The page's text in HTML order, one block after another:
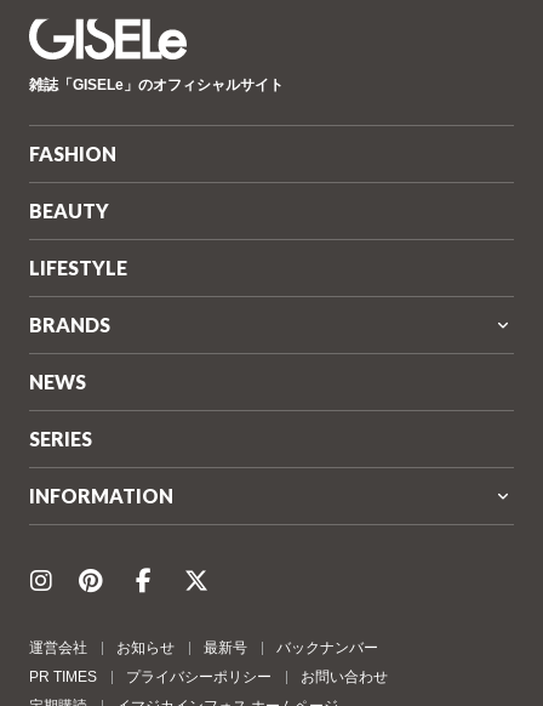
ゼ
雑誌「GISELe」のオフィシャルサイト
FASHION
BEAUTY
LIFESTYLE
BRANDS
NEWS
SERIES
INFORMATION
運営会社 お知らせ 最新号
バックナンバー
PR TIMES
プライバシーポリシー
お問い合わせ